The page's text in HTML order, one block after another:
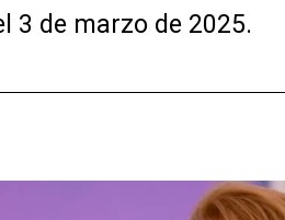
3 de marzo de 2025.